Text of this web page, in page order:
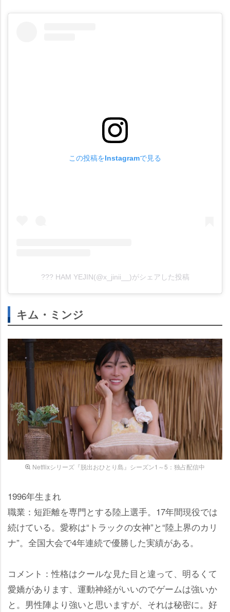
この投稿をInstagramで見る
??? HAM YEJIN(@x_jinii__)がシェアした投稿
キム・ミンジ
Netflixシリーズ『脱出おひとり島』シーズン1～5：独占配信中
1996年生まれ
職業：短距離を専門とする陸上選手。17年間現役では
続けている。愛称は“トラックの女神”と“陸上界のカリ
ナ”。全国大会で4年連続で優勝した実績がある。
コメント：性格はクールな見た目と違って、明るくて
愛嬌があります、運動神経がいいのでゲームは強いか
と。男性陣より強いと思いますが、それは秘密に。好